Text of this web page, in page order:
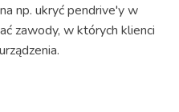
np. ukryć pendrive'y w
zawody, w których klienci